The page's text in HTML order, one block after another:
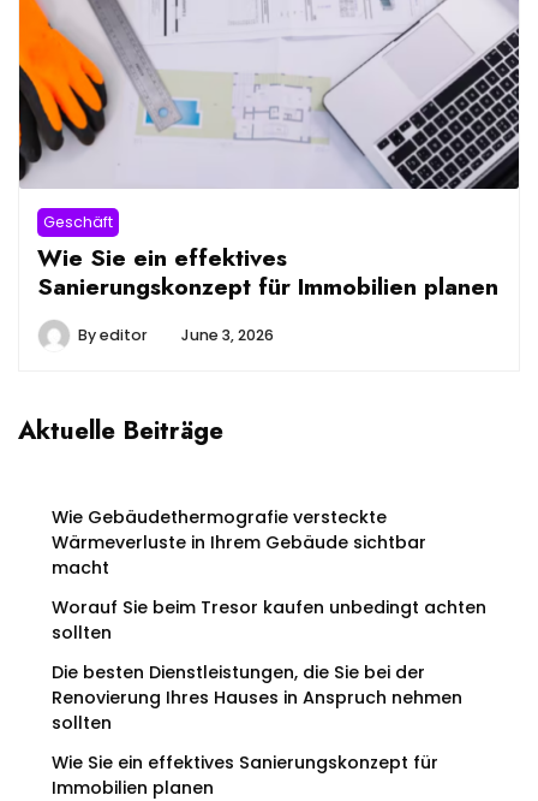
Geschäft
Wie Sie ein effektives
Sanierungskonzept für Immobilien planen
Byeditor June 3, 2026
Aktuelle Beiträge
Wie Gebäudethermografie versteckte
Wärmeverluste in Ihrem Gebäude sichtbar
macht
Worauf Sie beim Tresor kaufen unbedingt achten
sollten
Die besten Dienstleistungen, die Sie bei der
Renovierung Ihres Hauses in Anspruch nehmen
sollten
Wie Sie ein effektives Sanierungskonzept für
Immobilien planen